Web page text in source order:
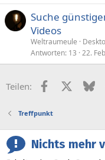
Suche
Videos
Weltraumeule
Antworten 13 22.
Teilen: Facebook
X
Treffpunkt
Nichts mehr